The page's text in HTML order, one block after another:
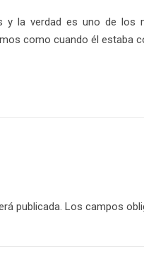
y la verdad es uno de
como cuando él estaba
publicada. Los campos